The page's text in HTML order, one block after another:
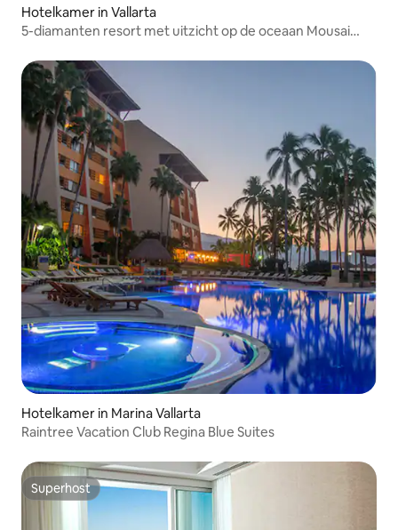
Hotelkamer in Vallarta
5-diamanten resort met uitzicht op de oceaan Mousai
Hotelkamer in Marina Vallarta
Raintree Vacation Club Regina Blue Suites
Superhost
Superhost